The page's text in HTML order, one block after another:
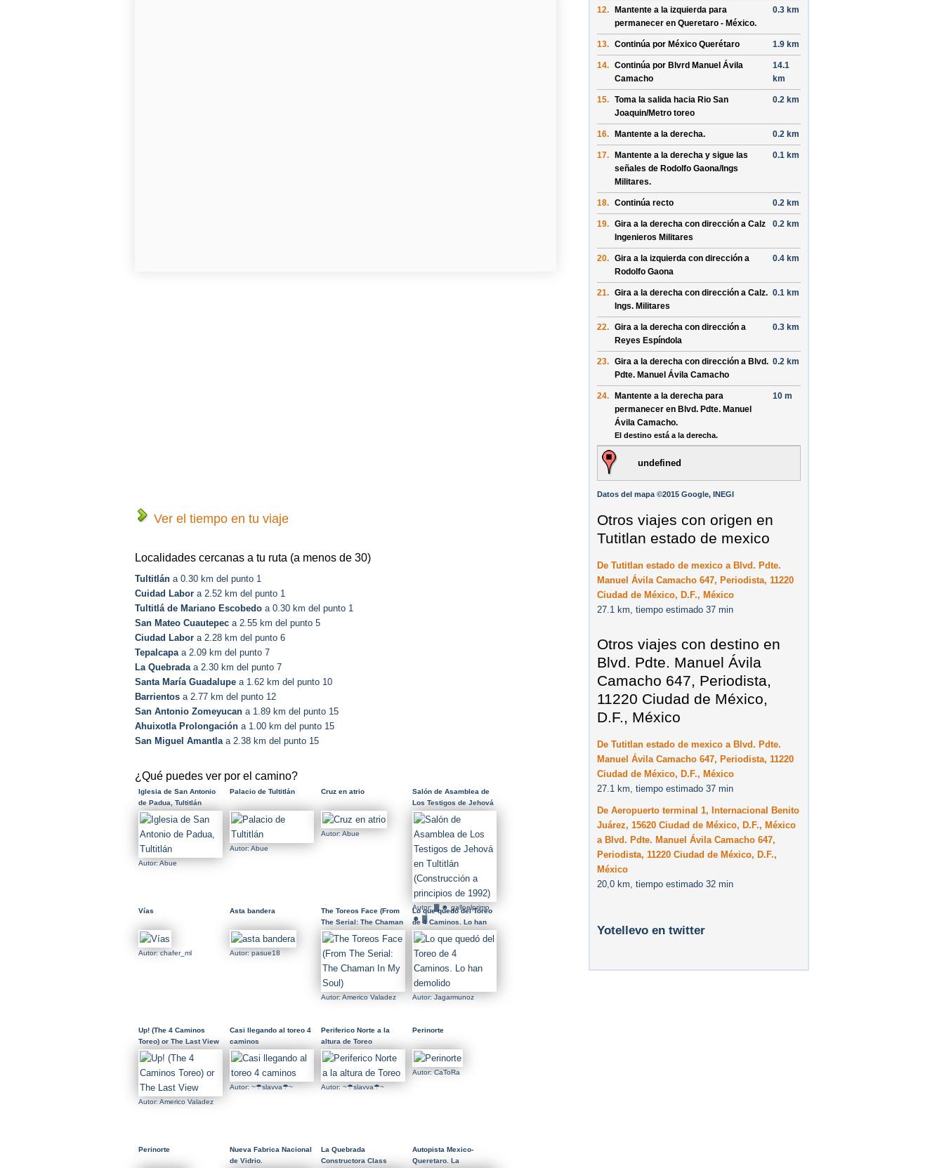
Ver el tiempo en tu viaje
Localidades cercanas a tu ruta (a menos de 30)
Tultitlán a 0.30 km del punto 1
Cuidad Labor a 2.52 km del punto 1
Tultitlá de Mariano Escobedo a 0.30 km del punto 1
San Mateo Cuautepec a 2.55 km del punto 5
Ciudad Labor a 2.28 km del punto 6
Tepalcapaa 2.09 km del punto 7
La Quebradaa 2.30 km del punto 7
Santa María Guadalupe a 1.62 km del punto 10
Barrientos a 2.77 km del punto 12
San Antonio Zomeyucan a 1.89 km del punto 15
Ahuixotla Prolongación a 1.00 km del punto 15
San Miguel Amantlaa 2.38 km del punto 15
¿Qué puedes ver por el camino?
Iglesia de San Antonio
de Padua, Tultitlán
Autor: Abue
Palacio de Tultitlán
Autor: Abue
Cruz en atrio
Autor: Abue
Salón de Asamblea de
Los Testigos de Jehová
en Tultitlán
(Construcción a
principios de 1992)
Autor: ▓ ☻ galloelprimo
☻ ▓
Vías
Autor: chafer_ml
Asta bandera
Autor: pasue18
The Toreos Face (From
The Serial: The Chaman
In My Soul)
Autor: Americo Valadez
Lo que quedó del Toreo
de 4 Caminos. Lo han
demolido
Autor: Jagarmunoz
Up! (The 4 Caminos
Toreo) or The Last View
Autor: Americo Valadez
Casi llegando al toreo 4
caminos
Autor: ~☂slavva☂~
Periferico Norte a la
altura de Toreo
Autor: ~☂slavva☂~
Perinorte
Autor: CaToRa
Perinorte
Nueva Fabrica Nacional
de Vidrio.
La Quebrada
Constructora Class
Autopista Mexico-
Queretaro. La
12. Mantente a la izquierda para
permanecer en Queretaro - México.
0.3 km
13. Continúa por México Querétaro 1.9 km
14. Continúa por Blvrd Manuel Ávila
Camacho
14.1
km
15. Toma la salida hacia Rio San
Joaquin/Metro toreo
0.2 km
16. Mantente a la derecha. 0.2 km
17. Mantente a la derecha y sigue las
señales de Rodolfo Gaona/Ings
Militares.
0.1 km
18. Continúa recto 0.2 km
19. Gira a la derecha con dirección a Calz
Ingenieros Militares
0.2 km
20. Gira a la izquierda con dirección a
Rodolfo Gaona
0.4 km
21. Gira a la derecha con dirección a Calz.
Ings. Militares
0.1 km
22. Gira a la derecha con dirección a
Reyes Espíndola
0.3 km
23. Gira a la derecha con dirección a Blvd.
Pdte. Manuel Ávila Camacho
0.2 km
24. Mantente a la derecha para
permanecer en Blvd. Pdte. Manuel
Ávila Camacho.
El destino está a la derecha.
10 m
undefined
Datos del mapa ©2015 Google, INEGI
Otros viajes con origen en
Tutitlan estado de mexico
De Tutitlan estado de mexico a Blvd. Pdte.
Manuel Ávila Camacho 647, Periodista, 11220
Ciudad de México, D.F., México
27.1 km, tiempo estimado 37 min
Otros viajes con destino en
Blvd. Pdte. Manuel Ávila
Camacho 647, Periodista,
11220 Ciudad de México,
D.F., México
De Tutitlan estado de mexico a Blvd. Pdte.
Manuel Ávila Camacho 647, Periodista, 11220
Ciudad de México, D.F., México
27.1 km, tiempo estimado 37 min
De Aeropuerto terminal 1, Internacional Benito
Juárez, 15620 Ciudad de México, D.F., México
a Blvd. Pdte. Manuel Ávila Camacho 647,
Periodista, 11220 Ciudad de México, D.F.,
México
20,0 km, tiempo estimado 32 min
Yotellevo en twitter